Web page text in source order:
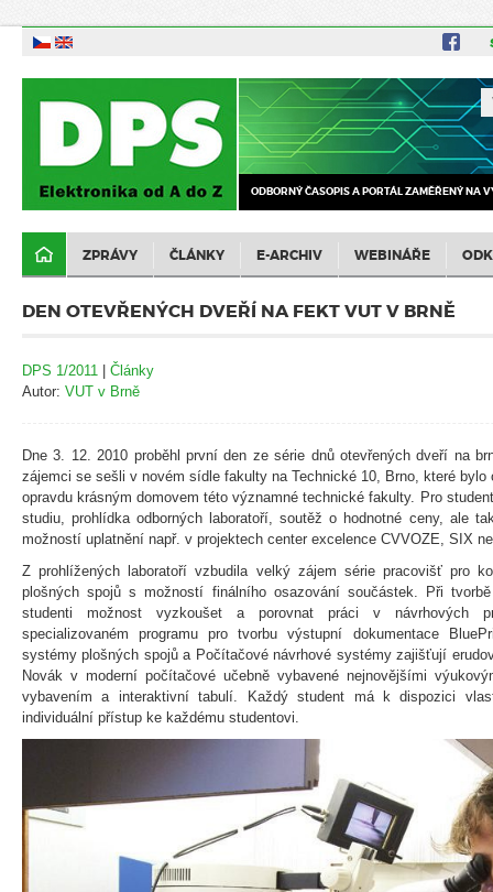
ODBORNÝ ČASOPIS A PORTÁL ZAMĚŘENÝ NA
ZPRÁVY ČLÁNKY E-ARCHIV WEBINÁŘE
DEN OTEVŘENÝCH DVEŘÍ NA FEKT VUT V BRNĚ
DPS 1/2011 | Články
Autor: VUT v Brně
Dne 3. 12. 2010 proběhl první den ze série dnů otevřených dveří na
zájemci se sešli v novém sídle fakulty na Technické 10, Brno, které bylo
opravdu krásným domovem této významné technické fakulty. Pro
studiu, prohlídka odborných laboratoří, soutěž o hodnotné ceny, ale
možností uplatnění např. v projektech center excelence CVVOZE, SIX
Z prohlížených laboratoří vzbudila velký zájem série pracovišť pro
plošných spojů s možností finálního osazování součástek. Při
studenti možnost vyzkoušet a porovnat práci v návrhových
specializovaném programu pro tvorbu výstupní dokumentace
systémy plošných spojů a Počítačové návrhové systémy zajišťují
Novák v moderní počítačové učebně vybavené nejnovějšími
vybavením a interaktivní tabulí. Každý student má k dispozici
individuální přístup ke každému studentovi.